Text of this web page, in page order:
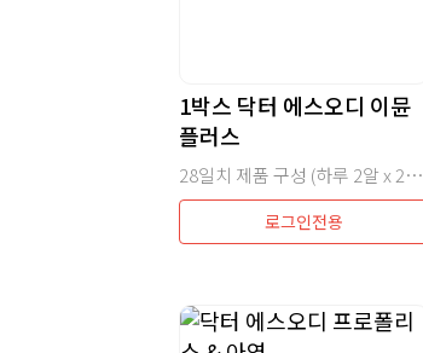
1박스 닥터 에스오디 이뮨
플러스
28일치 제품 구성 (하루 2알 x 28일 = 56정 구성)
로그인전용